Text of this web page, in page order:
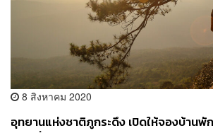
8 สิงหาคม 2020
อุทยานแห่งชาติภูกระดึง เปิดให้จองบ้าน